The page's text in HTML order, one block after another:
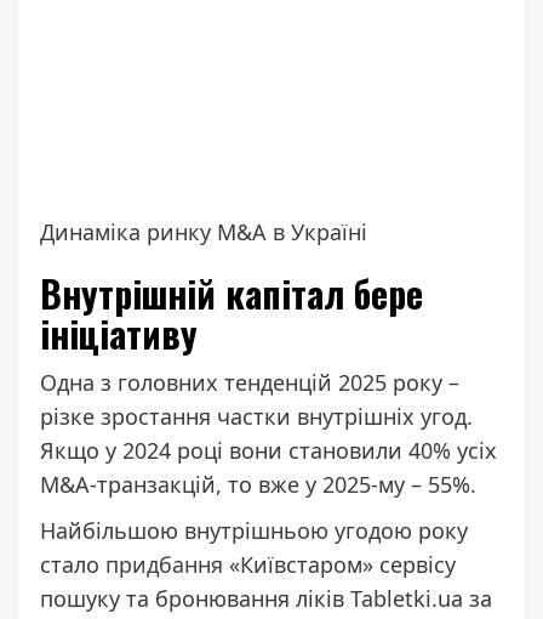
Динаміка ринку M&A в Україні
Внутрішній капітал бере
ініціативу
Одна з головних тенденцій 2025 року –
різке зростання частки внутрішніх угод.
Якщо у 2024 році вони становили 40% усіх
M&A-транзакцій, то вже у 2025-му – 55%.
Найбільшою внутрішньою угодою року
стало придбання «Київстаром» сервісу
пошуку та бронювання ліків Tabletki.ua за